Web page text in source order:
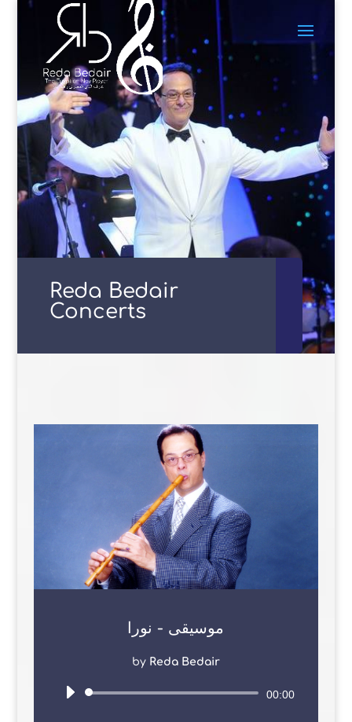
Reda Bedair
Concerts
موسيقى - نورا
by Reda Bedair
Audio
00:00